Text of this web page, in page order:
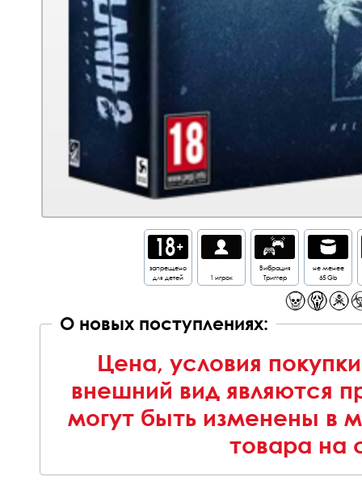
запрещено
для детей
1 игрок
Вибрация
Триггер
не менее
65 Gb
О новых поступлениях:
Цена, условия
внешний вид являются
могут быть изменены в
товара на